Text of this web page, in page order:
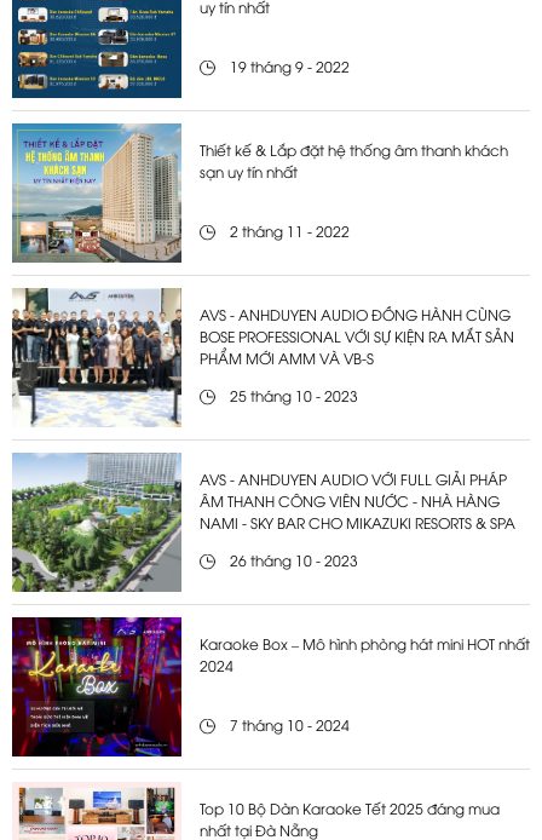
uy tín nhất
19 tháng 9 - 2022
Thiết kế & Lắp đặt hệ thống âm thanh khách
sạn uy tín nhất
2 tháng 11 - 2022
AVS - ANHDUYEN AUDIO ĐỒNG HÀNH CÙNG
BOSE PROFESSIONAL VỚI SỰ KIỆN RA MẮT SẢN
PHẨM MỚI AMM VÀ VB-S
25 tháng 10 - 2023
AVS - ANHDUYEN AUDIO VỚI FULL GIẢI PHÁP
ÂM THANH CÔNG VIÊN NƯỚC - NHÀ HÀNG
NAMI - SKY BAR CHO MIKAZUKI RESORTS & SPA
26 tháng 10 - 2023
Karaoke Box – Mô hình phòng hát mini HOT nhất
2024
7 tháng 10 - 2024
Top 10 Bộ Dàn Karaoke Tết 2025 đáng mua
nhất tại Đà Nẵng